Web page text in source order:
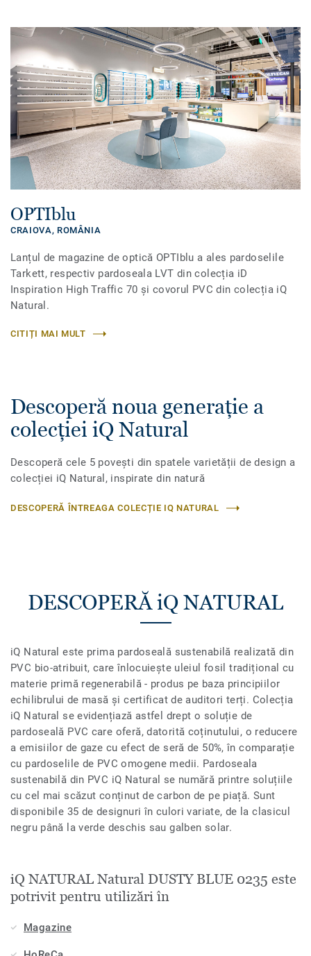
OPTIblu
CRAIOVA, ROMÂNIA
Lanțul de magazine de optică OPTIblu a ales pardoselile
Tarkett, respectiv pardoseala LVT din colecția iD
Inspiration High Traffic 70 și covorul PVC din colecția iQ
Natural.
CITIȚI MAI MULT
Descoperă noua generație a
colecției iQ Natural
Descoperă cele 5 povești din spatele varietății de design a
colecției iQ Natural, inspirate din natură
DESCOPERĂ ÎNTREAGA COLECȚIE IQ NATURAL
DESCOPERĂ iQ NATURAL
iQ Natural este prima pardoseală sustenabilă realizată din
PVC bio-atribuit, care înlocuiește uleiul fosil tradițional cu
materie primă regenerabilă - produs pe baza principiilor
echilibrului de masă și certificat de auditori terți. Colecția
iQ Natural se evidențiază astfel drept o soluție de
pardoseală PVC care oferă, datorită coținutului, o reducere
a emisiilor de gaze cu efect de seră de 50%, în comparație
cu pardoselile de PVC omogene medii. Pardoseala
sustenabilă din PVC iQ Natural se numără printre soluțiile
cu cel mai scăzut conținut de carbon de pe piață. Sunt
disponibile 35 de designuri în culori variate, de la clasicul
negru până la verde deschis sau galben solar.
iQ NATURAL Natural DUSTY BLUE 0235 este
potrivit pentru utilizări în
Magazine